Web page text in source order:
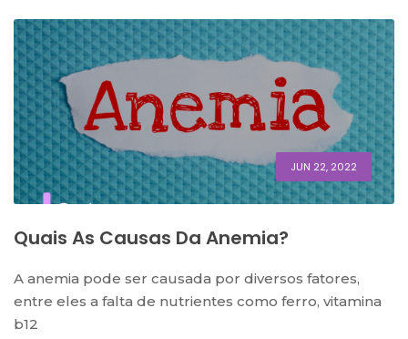
JUN 22, 2022
Quais As Causas Da Anemia?
A anemia pode ser causada por diversos fatores,
entre eles a falta de nutrientes como ferro, vitamina
b12